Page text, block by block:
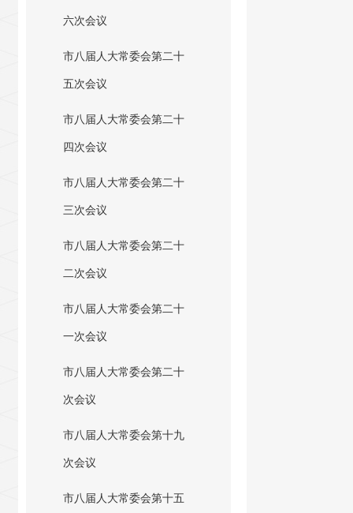
六次会议
市八届人大常委会第二十
五次会议
市八届人大常委会第二十
四次会议
市八届人大常委会第二十
三次会议
市八届人大常委会第二十
二次会议
市八届人大常委会第二十
一次会议
市八届人大常委会第二十
次会议
市八届人大常委会第十九
次会议
市八届人大常委会第十五